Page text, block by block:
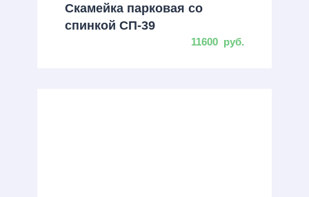
Скамейка парковая со
спинкой СП-39
11600 руб.